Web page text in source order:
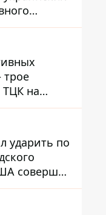
это может
трое
ТЦК на
за
ударить по
совершат
- Reuters